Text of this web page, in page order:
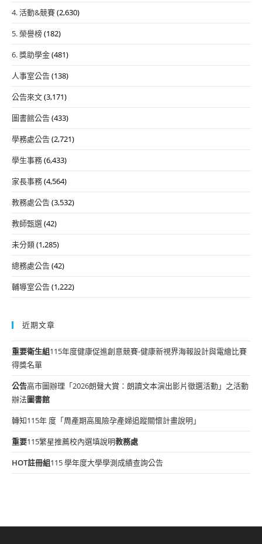
4. 活動&競賽(2,630)
5. 榮譽榜(182)
6. 獎助學金(481)
人事室公告(138)
公告來文(3,171)
圖書館公告(433)
學務處公告(2,721)
學生事務(6,433)
家長事務(4,564)
教務處公告(3,532)
教師甄選(42)
未分類(1,285)
總務處公告(42)
輔導室公告(1,222)
近期文章
重要衛生組115年度健康促進創意競賽-健康新視界海報設計與電繪比賽
得獎名單
公告高市圖辦理「2026朗聲大賞：朗讀文本演出影片徵選活動」之活動
辦法圖書館
轉知115年 度「周產期高風險孕產婦追蹤關懷計畫說明」
重要115繁星推薦校內選填說明教務處
HOT註冊組115 學年度大學學測成績查詢公告